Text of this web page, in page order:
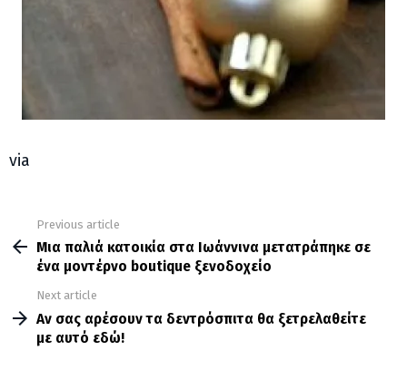
via
more
Previous article
Μια παλιά κατοικία στα Ιωάννινα μετατράπηκε σε
ένα μοντέρνο boutique ξενοδοχείο
Next article
Αν σας αρέσουν τα δεντρόσπιτα θα ξετρελαθείτε
με αυτό εδώ!